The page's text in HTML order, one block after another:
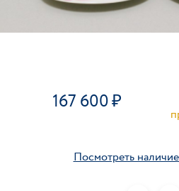
167 600
Посмотреть